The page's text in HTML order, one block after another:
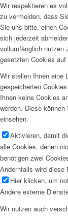
Wir respektieren es
zu vermeiden, dass
Sie uns bitte, einen
sich jederzeit
vollumfänglich nutzen
gesetzten Cookies
Wir stellen Ihnen eine
gespeicherten
Ihnen keine Cookies
werden. Diese
einsehen.
Aktivieren, damit
alle Cookies, denen
benötigen zwei
Andernfalls wird diese
Hier klicken, um
Andere externe
Wir nutzen auch